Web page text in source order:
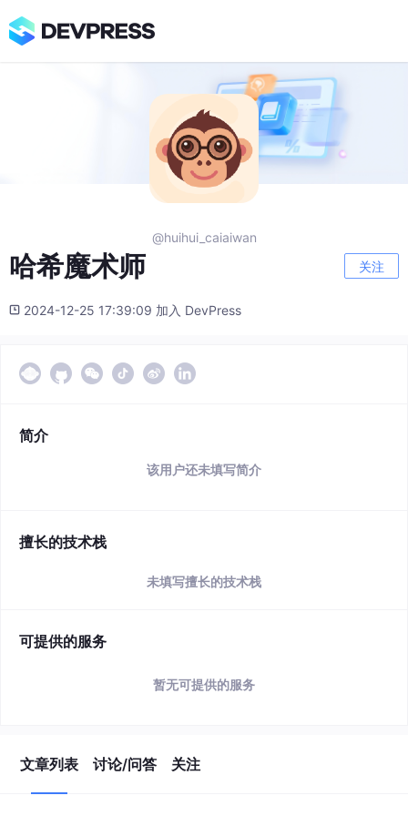
@huihui_caiaiwan
哈希魔术师 关注
2024-12-25 17:39:09 加入 DevPress
简介
该用户还未填写简介
擅长的技术栈
未填写擅长的技术栈
可提供的服务
暂无可提供的服务
文章列表 讨论/问答 关注